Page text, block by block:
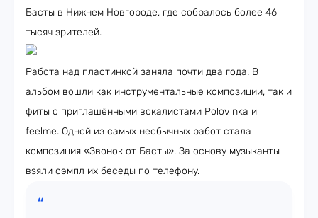
Басты в Нижнем Новгороде, где собралось более 46
тысяч зрителей.
Работа над пластинкой заняла почти два года. В
альбом вошли как инструментальные композиции, так и
фиты с приглашёнными вокалистами Polovinka и
feelme. Одной из самых необычных работ стала
композиция «Звонок от Басты». За основу музыканты
взяли сэмпл их беседы по телефону.